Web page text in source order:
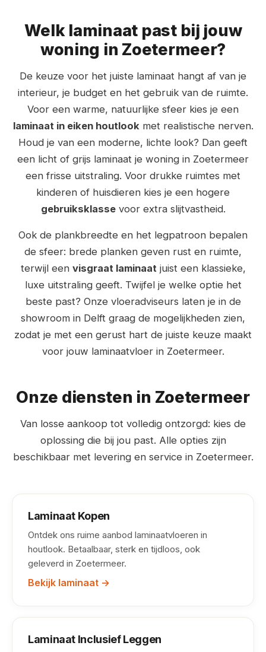
Welk laminaat past bij jouw
woning in Zoetermeer?
De keuze voor het juiste laminaat hangt af van je
interieur, je budget en het gebruik van de ruimte.
Voor een warme, natuurlijke sfeer kies je een
laminaat in eiken houtlookmet realistische nerven.
Houd je van een moderne, lichte look? Dan geeft
een licht of grijs laminaat je woning in Zoetermeer
een frisse uitstraling. Voor drukke ruimtes met
kinderen of huisdieren kies je een hogere
gebruiksklassevoor extra slijtvastheid.
Ook de plankbreedte en het legpatroon bepalen
de sfeer: brede planken geven rust en ruimte,
terwijl een visgraat laminaatjuist een klassieke,
luxe uitstraling geeft. Twijfel je welke optie het
beste past? Onze vloeradviseurs laten je in de
showroom in Delft graag de mogelijkheden zien,
zodat je met een gerust hart de juiste keuze maakt
voor jouw laminaatvloer in Zoetermeer.
Onze diensten in Zoetermeer
Van losse aankoop tot volledig ontzorgd: kies de
oplossing die bij jou past. Alle opties zijn
beschikbaar met levering en service in Zoetermeer.
Laminaat Kopen
Ontdek ons ruime aanbod laminaatvloeren in
houtlook. Betaalbaar, sterk en tijdloos, ook
geleverd in Zoetermeer.
Bekijk laminaat →
Laminaat Inclusief Leggen